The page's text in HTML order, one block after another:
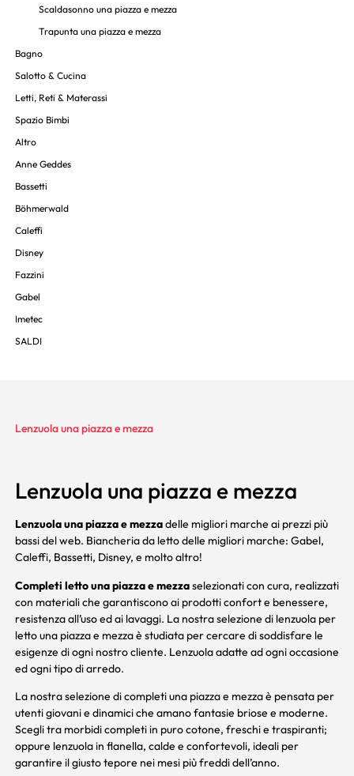
Scaldasonno una piazza e mezza
Trapunta una piazza e mezza
Bagno
Salotto & Cucina
Letti, Reti & Materassi
Spazio Bimbi
Altro
Anne Geddes
Bassetti
Böhmerwald
Caleffi
Disney
Fazzini
Gabel
Imetec
SALDI
Lenzuola una piazza e mezza
Lenzuola una piazza e mezza
Lenzuola una piazza e mezzadelle migliori marche ai prezzi più
bassi del web. Biancheria da letto delle migliori marche: Gabel,
Caleffi, Bassetti, Disney, e molto altro!
Completi letto una piazza e mezzaselezionati con cura, realizzati
con materiali che garantiscono ai prodotti confort e benessere,
resistenza all’uso ed ai lavaggi. La nostra selezione di lenzuola per
letto una piazza e mezza è studiata per cercare di soddisfare le
esigenze di ogni nostro cliente. Lenzuola adatte ad ogni occasione
ed ogni tipo di arredo.
La nostra selezione di completi una piazza e mezza è pensata per
utenti giovani e dinamici che amano fantasie briose e moderne.
Scegli tra morbidi completi in puro cotone, freschi e traspiranti;
oppure lenzuola in flanella, calde e confortevoli, ideali per
garantire il giusto tepore nei mesi più freddi dell’anno.